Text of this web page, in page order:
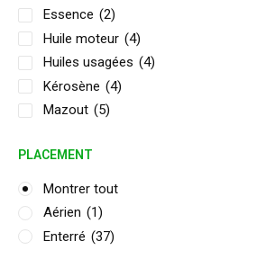
Essence (2)
Huile moteur (4)
Huiles usagées (4)
Kérosène (4)
Mazout (5)
PLACEMENT
Montrer tout
Aérien (1)
Enterré (37)